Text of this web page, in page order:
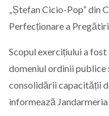
„Ștefan Cicio-Pop” din
Perfecționare a
Scopul exercițiului a
domeniul ordinii publice
consolidării capacității
informează